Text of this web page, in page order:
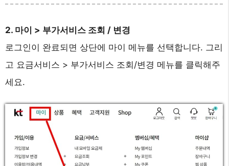
2. 마이 > 부가서비스 조회 / 변경
로그인이 완료되면 상단에 마이 메뉴를 선택합니다. 그리
고 요금서비스 > 부가서비스 조회/변경 메뉴를 클릭해주
세요.